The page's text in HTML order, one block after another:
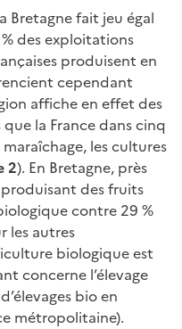
Bretagne fait jeu égal
des exploitations
produisent en
cependant
affiche en effet des
la France dans cinq
les cultures
2). En Bretagne, près
des fruits
contre 29 %
les autres
biologique est
concerne l’élevage
bio en
métropolitaine).